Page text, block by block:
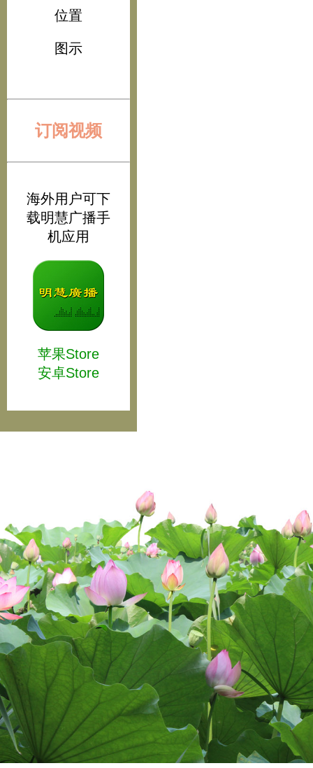
位置
图示
订阅视频
海外用户可下
载明慧广播手
机应用
苹果Store
安卓Store